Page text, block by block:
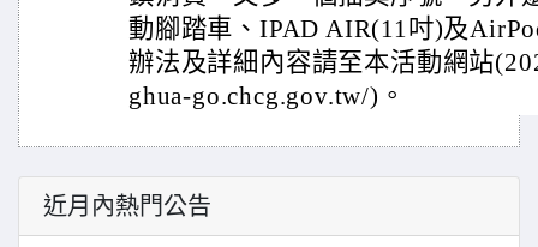
動腳踏車、IPAD AIR(11吋)及
辦法及詳細內容請至本活動網站
ghua-go.chcg.gov.tw/)。
近月內熱門公告